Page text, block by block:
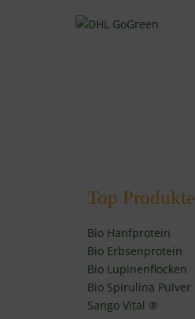
Top Produkte
Bio Hanfprotein
Bio Erbsenprotein
Bio Lupinenflocken
Bio Spirulina Pulver
Sango Vital ®